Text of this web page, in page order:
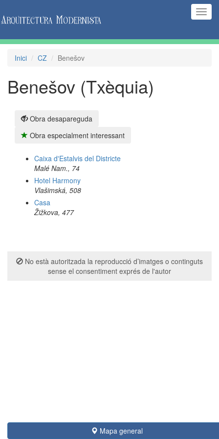
Inici CZ Benešov
Benešov (Txèquia)
Obra desapareguda
Obra especialment interessant
Caixa d'Estalvis del Districte
Malé Nam., 74
Hotel Harmony
Vlašimská, 508
Casa
Žižkova, 477
Mapa general
No està autoritzada la reproducció d’imatges o continguts
sense el consentiment exprés de l'autor